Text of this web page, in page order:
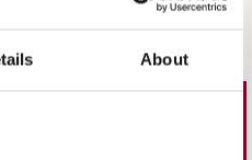
About